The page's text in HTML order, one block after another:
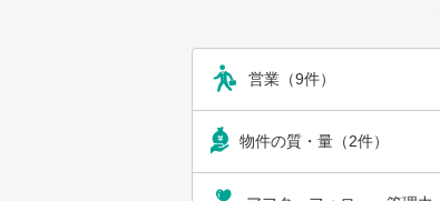
営業（9件）
物件の質・量（2件）